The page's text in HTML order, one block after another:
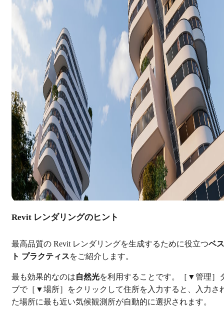
Revit レンダリングのヒント
最高品質の Revit レンダリングを生成するために役立つベス
ト プラクティスをご紹介します。
最も効果的なのは自然光を利用することです。［▼管理］
ブで［▼場所］をクリックして住所を入力すると、入力さ
た場所に最も近い気候観測所が自動的に選択されます。